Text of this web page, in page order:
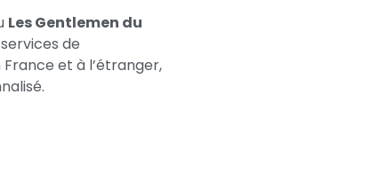
Les Gentlemen du
de
et à l’étranger,